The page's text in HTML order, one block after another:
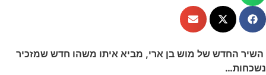
השיר החדש של מוש בן ארי, מביא איתו משהו חדש שמזכיר
נשכחות…